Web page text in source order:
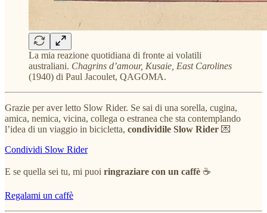
La mia reazione quotidiana di fronte ai volatili
australiani. Chagrins d’amour, Kusaie, East Carolines
(1940) di Paul Jacoulet, QAGOMA.
Grazie per aver letto Slow Rider. Se sai di una sorella, cugina,
amica, nemica, vicina, collega o estranea che sta contemplando
l’idea di un viaggio in bicicletta, condividile Slow Rider 💌
Condividi Slow Rider
E se quella sei tu, mi puoi ringraziare con un caffè ☕
Regalami un caffè